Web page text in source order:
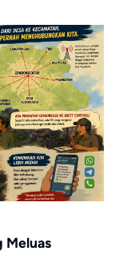
Meluas